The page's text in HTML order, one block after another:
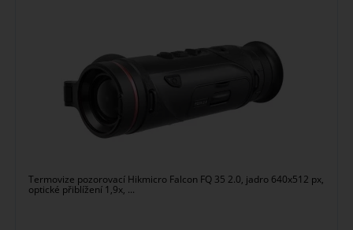
Termovize pozorovací Hikmicro Falcon FQ 35 2.0, jadro 640x512 px,
optické přiblížení 1,9x, ...